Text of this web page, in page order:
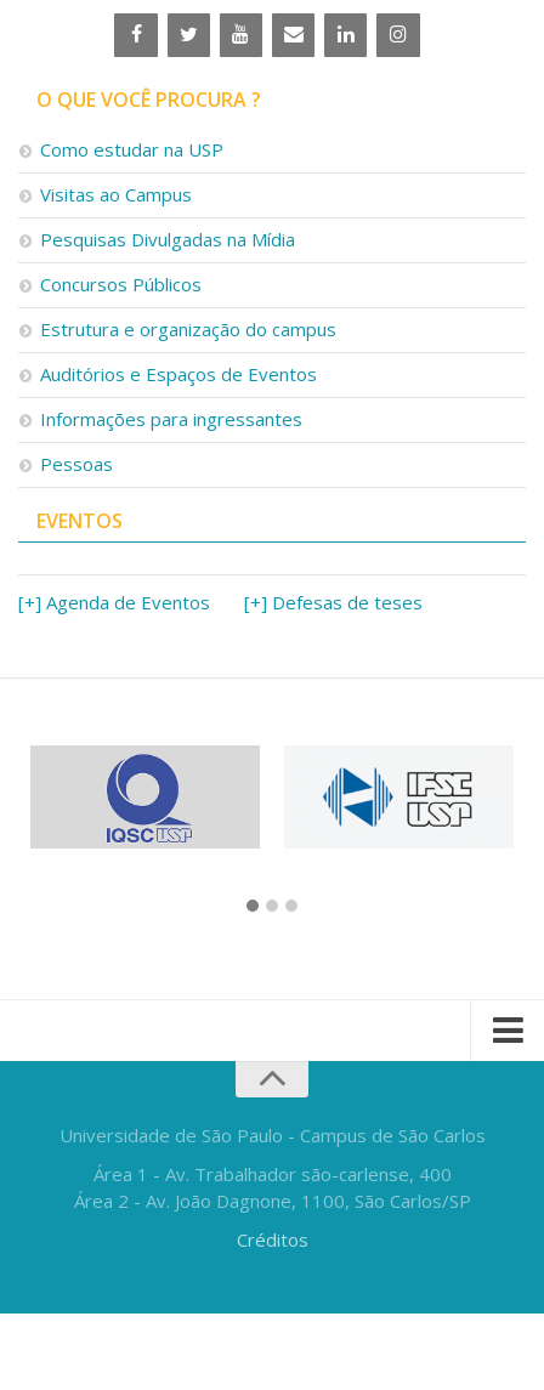
O QUE VOCÊ PROCURA ?
Como estudar na USP
Visitas ao Campus
Pesquisas Divulgadas na Mídia
Concursos Públicos
Estrutura e organização do campus
Auditórios e Espaços de Eventos
Informações para ingressantes
Pessoas
EVENTOS
[+] Agenda de Eventos [+] Defesas de teses
Universidade de São Paulo - Campus de São Carlos
Área 1 - Av. Trabalhador são-carlense, 400
Área 2 - Av. João Dagnone, 1100, São Carlos/SP
Créditos